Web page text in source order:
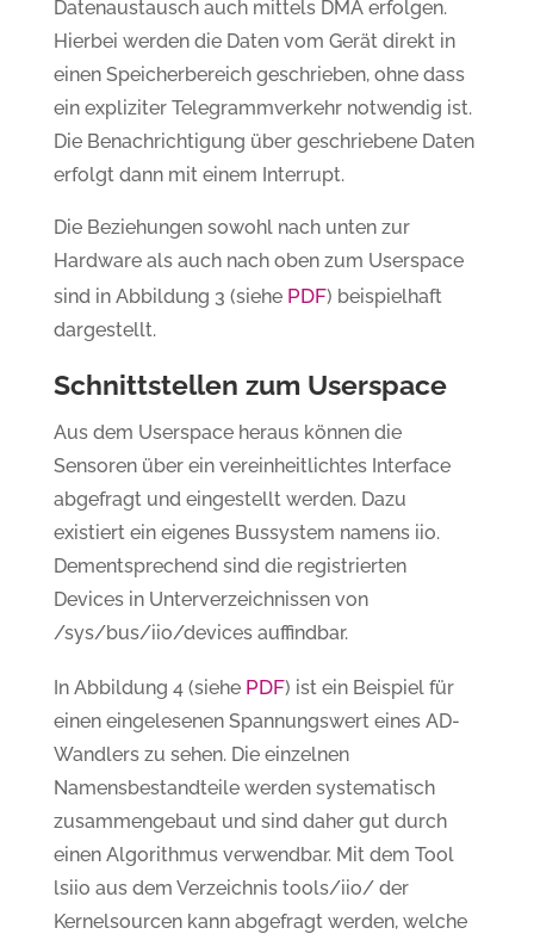
Datenaustausch auch mittels DMA erfolgen.
Hierbei werden die Daten vom Gerät direkt in
einen Speicherbereich geschrieben, ohne dass
ein expliziter Telegrammverkehr notwendig ist.
Die Benachrichtigung über geschriebene Daten
erfolgt dann mit einem Interrupt.
Die Beziehungen sowohl nach unten zur
Hardware als auch nach oben zum Userspace
sind in Abbildung 3 (siehe PDF) beispielhaft
dargestellt.
Schnittstellen zum Userspace
Aus dem Userspace heraus können die
Sensoren über ein vereinheitlichtes Interface
abgefragt und eingestellt werden. Dazu
existiert ein eigenes Bussystem namens iio.
Dementsprechend sind die registrierten
Devices in Unterverzeichnissen von
/sys/bus/iio/devices auffindbar.
In Abbildung 4 (siehe PDF) ist ein Beispiel für
einen eingelesenen Spannungswert eines AD-
Wandlers zu sehen. Die einzelnen
Namensbestandteile werden systematisch
zusammengebaut und sind daher gut durch
einen Algorithmus verwendbar. Mit dem Tool
lsiio aus dem Verzeichnis tools/iio/ der
Kernelsourcen kann abgefragt werden, welche